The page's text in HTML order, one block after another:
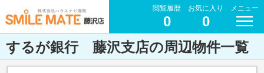
閲覧履歴
0
お気に入り
0
メニュー
するが銀行 藤沢支店の周辺物件一覧